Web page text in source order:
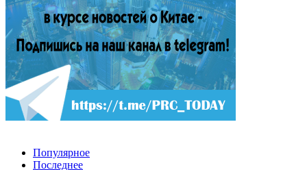
Популярное
Последнее